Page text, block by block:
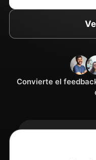
Convierte el